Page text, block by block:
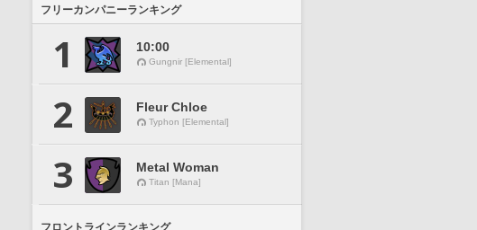
フリーカンパニーランキング
1 10:00
Gungnir [Elemental]
2 Fleur Chloe
Typhon [Elemental]
3 Metal Woman
Titan [Mana]
フロントラインランキング